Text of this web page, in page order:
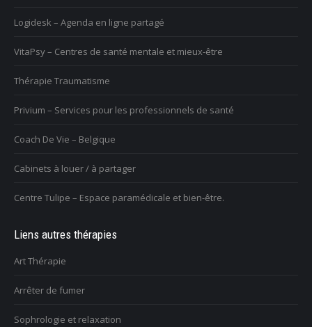
Logidesk – Agenda en ligne partagé
VitaPsy – Centres de santé mentale et mieux-être
Thérapie Traumatisme
Privium – Services pour les professionnels de santé
Coach De Vie – Belgique
Cabinets à louer / à partager
Centre Tulipe – Espace paramédicale et bien-être.
Liens autres thérapies
Art Thérapie
Arrêter de fumer
Sophrologie et relaxation